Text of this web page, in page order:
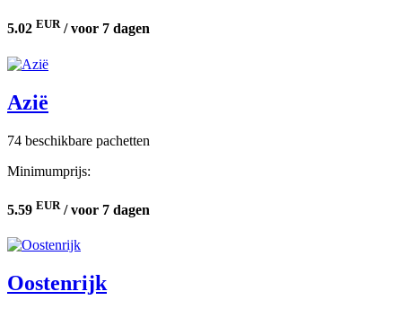
5.02 EUR/ voor 7 dagen
Azië
74 beschikbare pachetten
Minimumprijs:
5.59 EUR/ voor 7 dagen
Oostenrijk